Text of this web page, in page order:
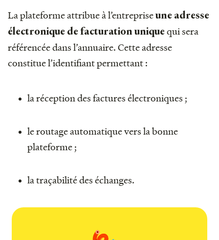
La plateforme attribue à l’entrepriseune adresse
électronique de facturation uniquequi sera
référencée dans l’annuaire. Cette adresse
constitue l’identifiant permettant :
la réception des factures électroniques ;
le routage automatique vers la bonne
plateforme ;
la traçabilité des échanges.